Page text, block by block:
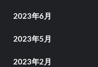
2023年6月
2023年5月
2023年2月